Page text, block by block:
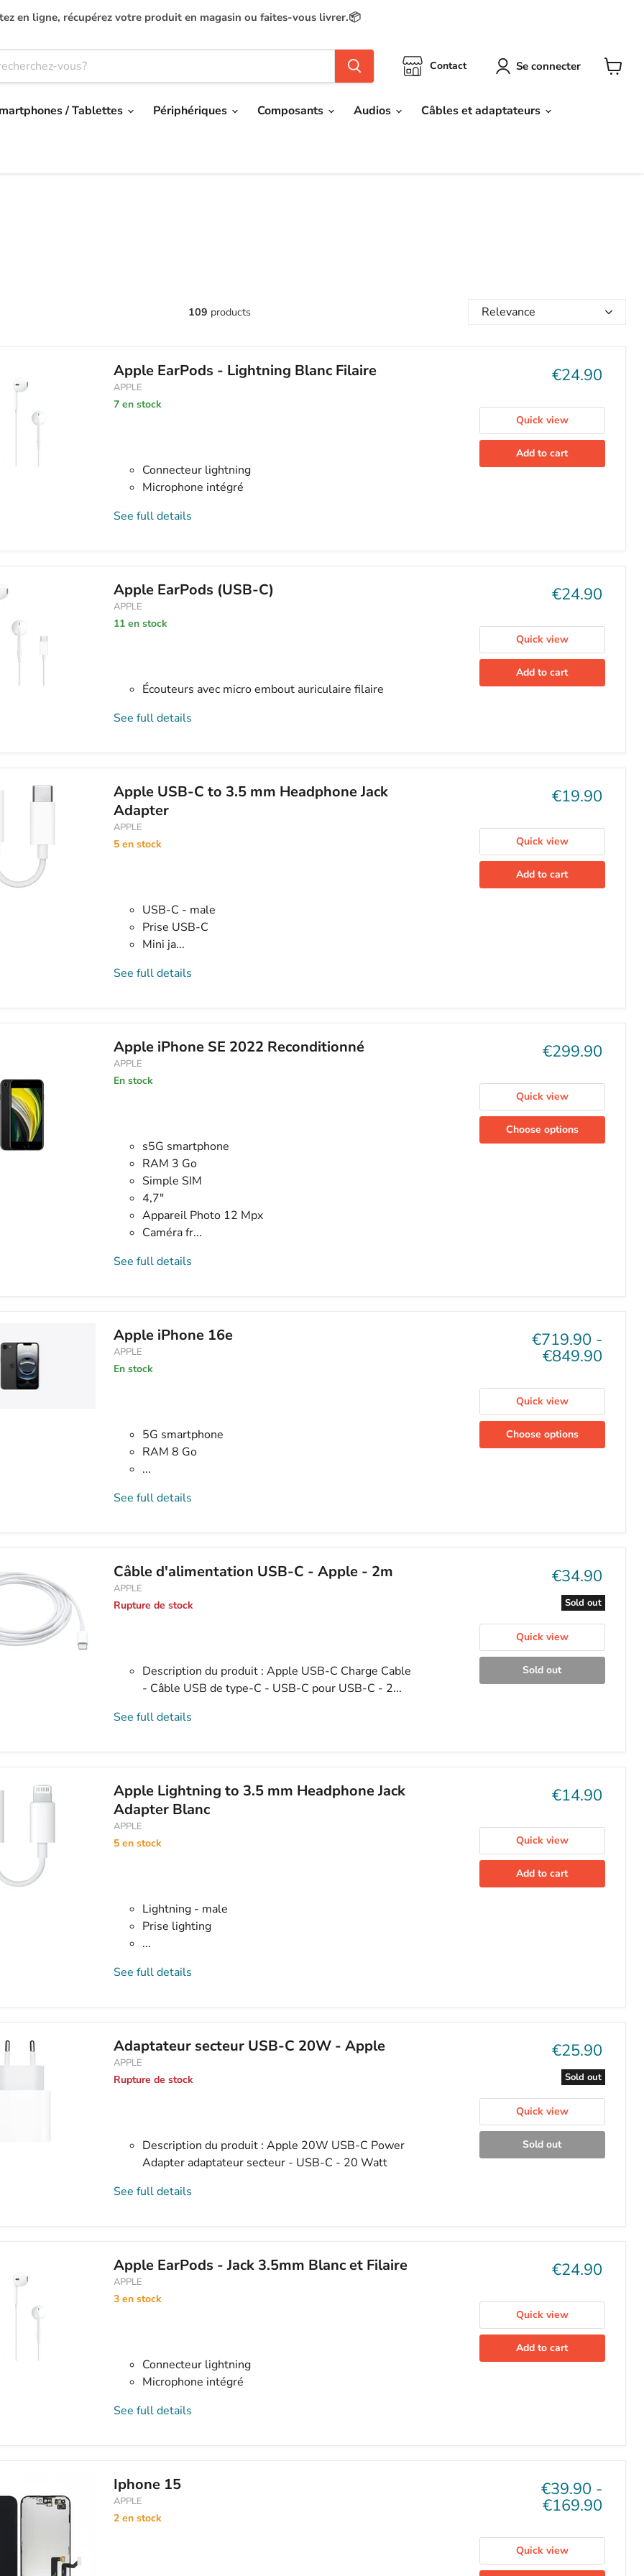
en ligne, récupérez votre produit en magasin ou faites-vous livrer.📦
Contact Se connecter
/ Tablettes Périphériques Composants Audios Câbles et adaptateurs
109 products Relevance
Apple EarPods - Lightning Blanc Filaire
APPLE
7 en stock
Connecteur lightning
Microphone intégré
See full details
Current
€24.90
Quick view
Add to cart
Apple EarPods (USB-C)
APPLE
11 en stock
Écouteurs avec micro embout auriculaire filaire
See full details
Current
€24.90
Quick view
Add to cart
Apple USB-C to 3.5 mm Headphone Jack
Adapter
APPLE
5 en stock
USB-C - male
Prise USB-C
Mini ja...
See full details
Current
€19.90
Quick view
Add to cart
Apple iPhone SE 2022 Reconditionné
APPLE
En stock
s5G smartphone
RAM 3 Go
Simple SIM
4,7"
Appareil Photo 12 Mpx
Caméra fr...
See full details
Current
€299.90
Quick view
Choose options
Apple iPhone 16e
APPLE
En stock
5G smartphone
RAM 8 Go
...
See full details
€719.90 -
€849.90
Quick view
Choose options
Câble d'alimentation USB-C - Apple - 2m
APPLE
Rupture de stock
Description du produit : Apple USB-C Charge Cable
- Câble USB de type-C - USB-C pour USB-C - 2...
See full details
Current
price
€34.90
Sold out
Quick view
Sold out
Apple Lightning to 3.5 mm Headphone Jack
Adapter Blanc
APPLE
5 en stock
Lightning - male
Prise lighting
...
See full details
Current
€14.90
Quick view
Add to cart
Adaptateur secteur USB-C 20W - Apple
APPLE
Rupture de stock
Description du produit : Apple 20W USB-C Power
Adapter adaptateur secteur - USB-C - 20 Watt
See full details
Current
price
€25.90
Sold out
Quick view
Sold out
Apple EarPods - Jack 3.5mm Blanc et Filaire
APPLE
3 en stock
Connecteur lightning
Microphone intégré
See full details
Current
€24.90
Quick view
Add to cart
Iphone 15
APPLE
2 en stock
€39.90 -
€169.90
Quick view